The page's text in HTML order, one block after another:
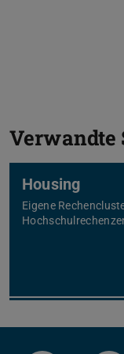
Verwandte
Housing
Eigene